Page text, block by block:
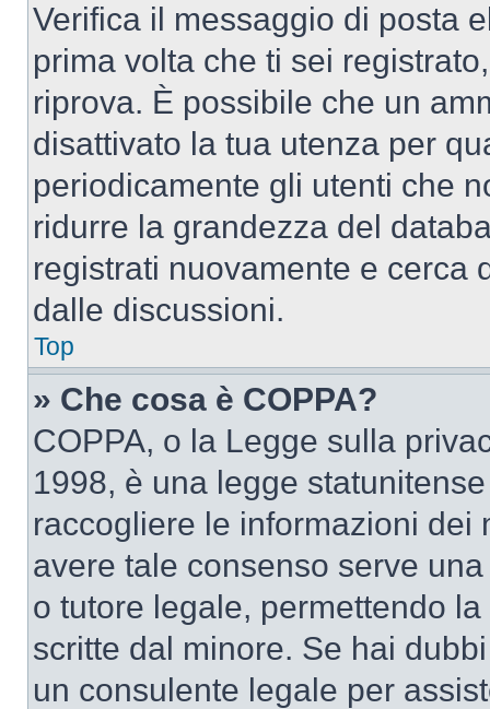
Verifica il messaggio di posta
prima volta che ti sei
riprova. È possibile che un
disattivato la tua utenza per
periodicamente gli utenti che
ridurre la grandezza del
registrati nuovamente e cerca
dalle discussioni.
Top
» Che cosa è COPPA?
COPPA, o la Legge sulla
1998, è una legge
raccogliere le informazioni dei
avere tale consenso serve
o tutore legale, permettendo
scritte dal minore. Se hai
un consulente legale per